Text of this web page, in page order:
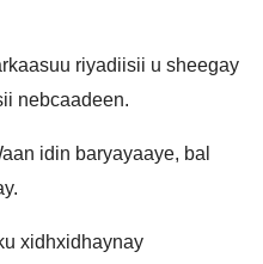
riyadiisii u sheegay
nebcaadeen.
idin baryayaaye, bal
xidhxidhaynay